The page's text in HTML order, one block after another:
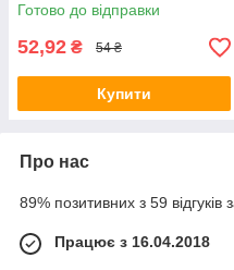
Готово до відправки
52,92 ₴ 54 ₴
Купити
Про нас
89% позитивних з 59 відгуків
Працює з 16.04.2018